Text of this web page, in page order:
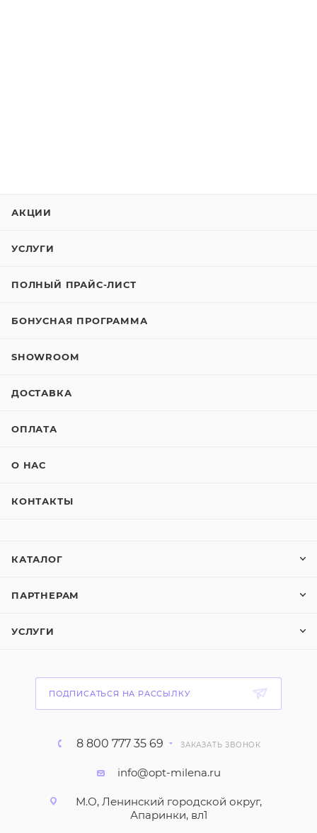
АКЦИИ
УСЛУГИ
ПОЛНЫЙ ПРАЙС-ЛИСТ
БОНУСНАЯ ПРОГРАММА
SHOWROOM
ДОСТАВКА
ОПЛАТА
О НАС
КОНТАКТЫ
КАТАЛОГ
ПАРТНЕРАМ
УСЛУГИ
ПОДПИСАТЬСЯ НА РАССЫЛКУ
8 800 777 35 69 ЗАКАЗАТЬ ЗВОНОК
info@opt-milena.ru
М.О, Ленинский городской округ,
Апаринки, вл1